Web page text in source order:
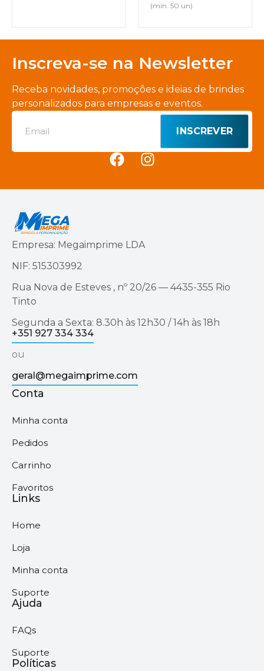
(mín. 50 un)
Inscreva-se na Newsletter
Receba novidades, promoções e ideias de brindes
personalizados para empresas e eventos.
INSCREVER
Empresa: Megaimprime LDA
NIF: 515303992
Rua Nova de Esteves , nº 20/26 — 4435-355 Rio
Tinto
Segunda a Sexta: 8.30h às 12h30 / 14h às 18h
+351 927 334 334
ou
geral@megaimprime.com
Conta
Minha conta
Pedidos
Carrinho
Favoritos
Links
Home
Loja
Minha conta
Suporte
Ajuda
FAQs
Suporte
Políticas